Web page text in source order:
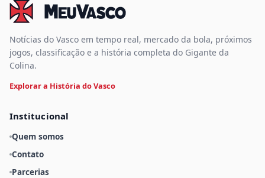
Notícias do Vasco em tempo real, mercado da bola, próximos
jogos, classificação e a história completa do Gigante da
Colina.
Explorar a História do Vasco
Institucional
Quem somos
Contato
Parcerias